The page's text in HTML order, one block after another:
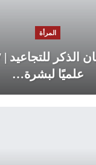
المرأة
علميًا لبشرة…